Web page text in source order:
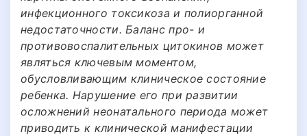
инфекционного токсикоза и полиорганной
недостаточности. Баланс про- и
противовоспалительных цитокинов может
являться ключевым моментом,
обусловливающим клиническое состояние
ребенка. Нарушение его при развитии
осложнений неонатального периода может
приводить к клинической манифестации